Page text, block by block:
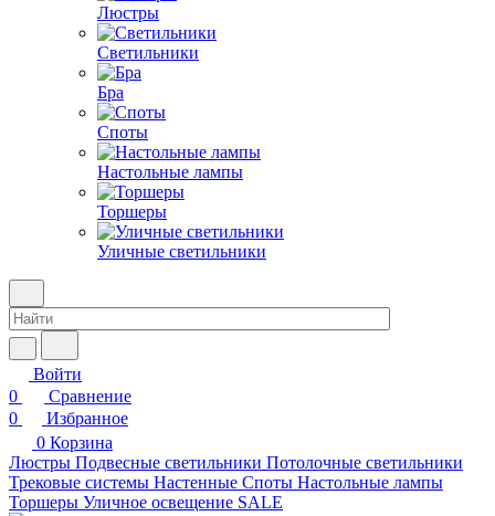
Люстры
Светильники
Бра
Споты
Настольные лампы
Торшеры
Уличные светильники
Войти
0
Сравнение
0
Избранное
0 Корзина
Люстры Подвесные светильники Потолочные светильники
Трековые системы Настенные Споты Настольные лампы
Торшеры Уличное освещение SALE